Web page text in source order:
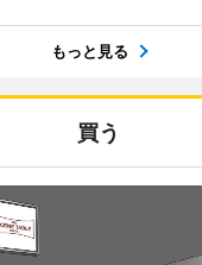
もっと見る
買う